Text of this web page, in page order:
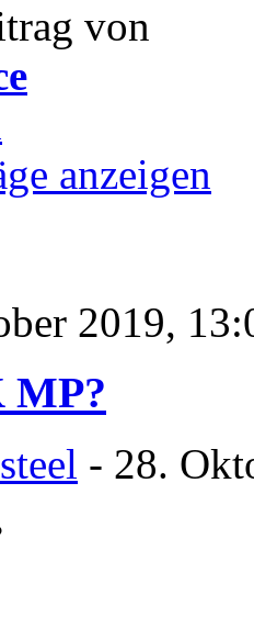
von
anzeigen
2019,
MP?
- 28.